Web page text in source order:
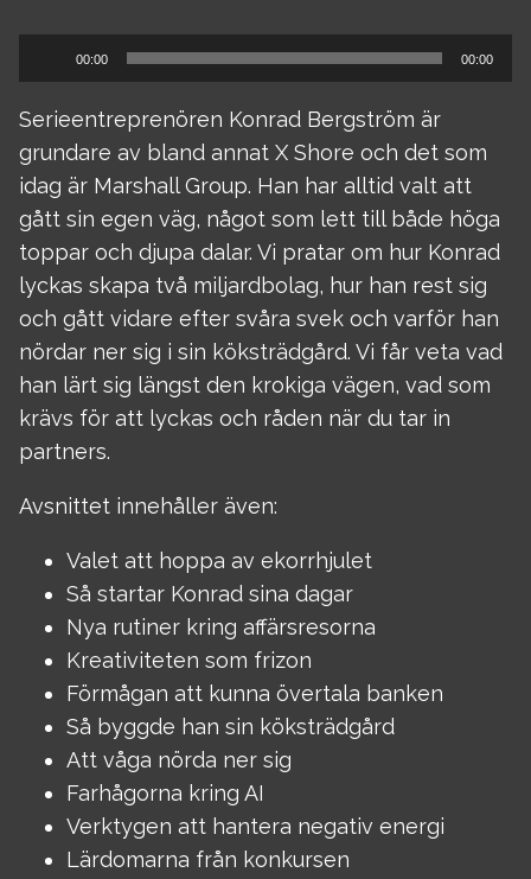
Ljudspelare
00:00 00:00
Serieentreprenören Konrad Bergström är
grundare av bland annat X Shore och det som
idag är Marshall Group. Han har alltid valt att
gått sin egen väg, något som lett till både höga
toppar och djupa dalar. Vi pratar om hur Konrad
lyckas skapa två miljardbolag, hur han rest sig
och gått vidare efter svåra svek och varför han
nördar ner sig i sin köksträdgård. Vi får veta vad
han lärt sig längst den krokiga vägen, vad som
krävs för att lyckas och råden när du tar in
partners.
Avsnittet innehåller även:
Valet att hoppa av ekorrhjulet
Så startar Konrad sina dagar
Nya rutiner kring affärsresorna
Kreativiteten som frizon
Förmågan att kunna övertala banken
Så byggde han sin köksträdgård
Att våga nörda ner sig
Farhågorna kring AI
Verktygen att hantera negativ energi
Lärdomarna från konkursen